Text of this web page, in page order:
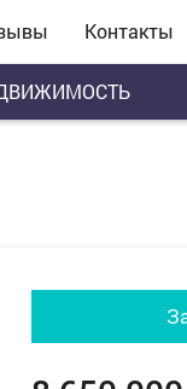
Контакты